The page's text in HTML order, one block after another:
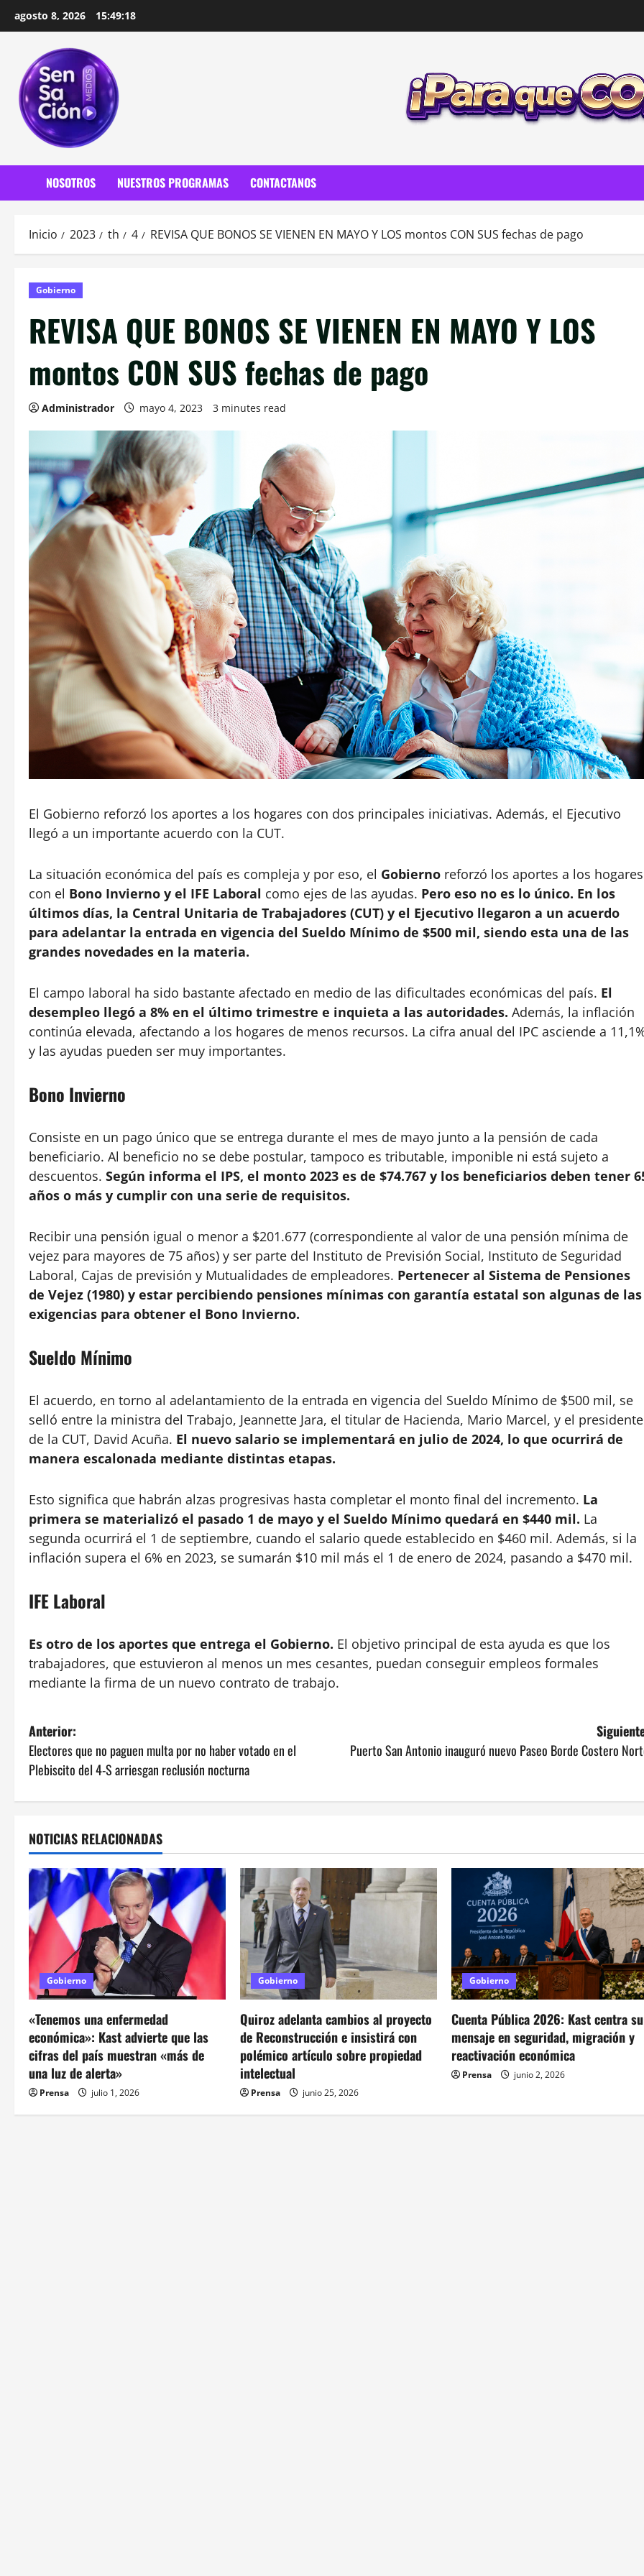
agosto 8, 2026 15:49:20
NOSOTROS NUESTROS PROGRAMAS CONTACTANOS
Inicio 2023 th 4 REVISA QUE BONOS SE VIENEN EN MAYO Y LOS montos CON SUS fechas de pago
Gobierno
REVISA QUE BONOS SE VIENEN EN MAYO Y LOS
montos CON SUS fechas de pago
Administrador mayo 4, 2023 3 minutes read
El Gobierno reforzó los aportes a los hogares con dos principales iniciativas. Además, el Ejecutivo
llegó a un importante acuerdo con la CUT.
La situación económica del país es compleja y por eso, el Gobierno reforzó los aportes a los hogares
con el Bono Invierno y el IFE Laboral como ejes de las ayudas. Pero eso no es lo único. En los
últimos días, la Central Unitaria de Trabajadores (CUT) y el Ejecutivo llegaron a un acuerdo
para adelantar la entrada en vigencia del Sueldo Mínimo de $500 mil, siendo esta una de las
grandes novedades en la materia.
El campo laboral ha sido bastante afectado en medio de las dificultades económicas del país. El
desempleo llegó a 8% en el último trimestre e inquieta a las autoridades. Además, la inflación
continúa elevada, afectando a los hogares de menos recursos. La cifra anual del IPC asciende a
y las ayudas pueden ser muy importantes.
Bono Invierno
Consiste en un pago único que se entrega durante el mes de mayo junto a la pensión de cada
beneficiario. Al beneficio no se debe postular, tampoco es tributable, imponible ni está sujeto a
descuentos. Según informa el IPS, el monto 2023 es de $74.767 y los beneficiarios deben tener
años o más y cumplir con una serie de requisitos.
Recibir una pensión igual o menor a $201.677 (correspondiente al valor de una pensión mínima de
vejez para mayores de 75 años) y ser parte del Instituto de Previsión Social, Instituto de Seguridad
Laboral, Cajas de previsión y Mutualidades de empleadores. Pertenecer al Sistema de Pensiones
de Vejez (1980) y estar percibiendo pensiones mínimas con garantía estatal son algunas de las
exigencias para obtener el Bono Invierno.
Sueldo Mínimo
El acuerdo, en torno al adelantamiento de la entrada en vigencia del Sueldo Mínimo de $500 mil, se
selló entre la ministra del Trabajo, Jeannette Jara, el titular de Hacienda, Mario Marcel, y el presidente
de la CUT, David Acuña. El nuevo salario se implementará en julio de 2024, lo que ocurrirá de
manera escalonada mediante distintas etapas.
Esto significa que habrán alzas progresivas hasta completar el monto final del incremento. La
primera se materializó el pasado 1 de mayo y el Sueldo Mínimo quedará en $440 mil. La
segunda ocurrirá el 1 de septiembre, cuando el salario quede establecido en $460 mil. Además, si la
inflación supera el 6% en 2023, se sumarán $10 mil más el 1 de enero de 2024, pasando a $470 mil.
IFE Laboral
Es otro de los aportes que entrega el Gobierno. El objetivo principal de esta ayuda es que los
trabajadores, que estuvieron al menos un mes cesantes, puedan conseguir empleos formales
mediante la firma de un nuevo contrato de trabajo.
N
a
v
e
g
a
c
i
ó
n
d
e
e
Anterior:
Electores que no paguen multa por no haber votado en el
Plebiscito del 4-S arriesgan reclusión nocturna
Puerto San Antonio inauguró nuevo Paseo Borde Costero
NOTICIAS RELACIONADAS
Gobierno
«Tenemos una enfermedad
económica»: Kast advierte que las
cifras del país muestran «más de
una luz de alerta»
Prensa julio 1, 2026
Gobierno
Quiroz adelanta cambios al proyecto
de Reconstrucción e insistirá con
polémico artículo sobre propiedad
intelectual
Prensa junio 25, 2026
Gobierno
Cuenta Pública 2026: Kast centra su
mensaje en seguridad, migración y
reactivación económica
Prensa junio 2, 2026